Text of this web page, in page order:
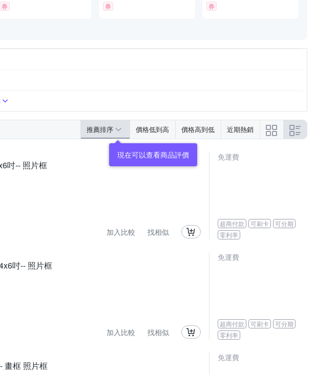
券 券 券
推薦排序 價格低到高 價格高到低 近期熱銷
吋-- 照片框
加入比較 找相似
免運費
超商付款 可刷卡
可分期
零利率
吋-- 照片框
加入比較 找相似
免運費
超商付款 可刷卡
可分期
零利率
畫框 照片框
免運費